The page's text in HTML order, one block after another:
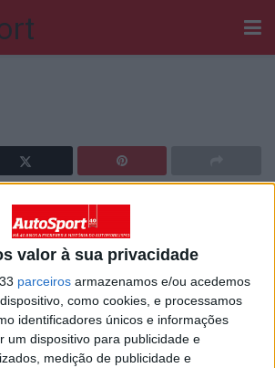
valor à sua privacidade
parceiros armazenamos e/ou acedemos
como cookies, e processamos
identificadores únicos e informações
um dispositivo para publicidade e
medição de publicidade e
no Autosport?